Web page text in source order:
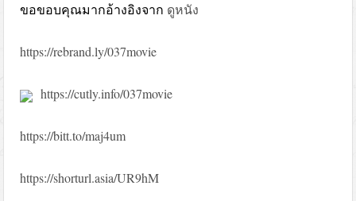
ขอขอบคุณมากอ้างอิงจาก ดูหนัง
https://rebrand.ly/037movie
https://cutly.info/037movie
https://bitt.to/maj4um
https://shorturl.asia/UR9hM